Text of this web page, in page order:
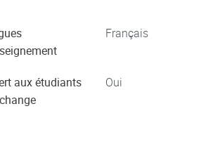
Français
aux étudiants
Oui